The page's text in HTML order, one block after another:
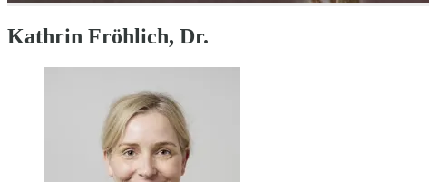
Kathrin Fröhlich, Dr.